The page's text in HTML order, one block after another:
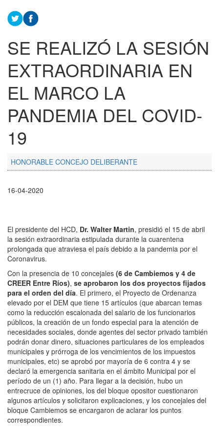
SE REALIZÓ LA SESIÓN
EXTRAORDINARIA EN
EL MARCO LA
PANDEMIA DEL COVID-
19
HONORABLE CONCEJO DELIBERANTE
16-04-2020
El presidente del HCD, Dr. Walter Martin, presidió el 15 de abril
la sesión extraordinaria estipulada durante la cuarentena
prolongada que atraviesa el país debido a la pandemia por el
Coronavirus.
Con la presencia de 10 concejales (6 de Cambiemos y 4 de
CREER Entre Ríos), se aprobaron los dos proyectos fijados
para el orden del día. El primero, el Proyecto de Ordenanza
elevado por el DEM que tiene 15 artículos (que abarcan temas
como la reducción escalonada del salario de los funcionarios
públicos, la creación de un fondo especial para la atención de
necesidades sociales, donde agentes del sector privado también
podrán donar dinero, situaciones particulares de los empleados
municipales y prórroga de los vencimientos de los impuestos
municipales, etc) se aprobó por mayoría de 6 contra 4 y se
declaró la emergencia sanitaria en el ámbito Municipal por el
período de un (1) año. Para llegar a la decisión, hubo un
entrecruce de opiniones, los del bloque opositor cuestionaron
algunos artículos y solicitaron explicaciones, y los concejales del
bloque Cambiemos se encargaron de aclarar los puntos
correspondientes.